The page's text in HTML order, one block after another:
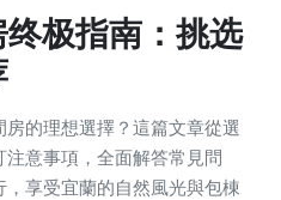
极指南：挑选
的理想選擇？這篇文章從選
意事項，全面解答常見問
享受宜蘭的自然風光與包棟